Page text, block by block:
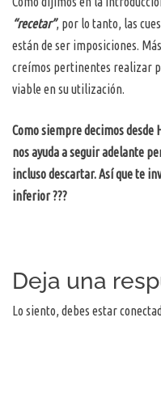
“recetar”, por lo tanto, las
están de ser imposiciones.
creímos pertinentes realizar
viable en su utilización.
Como siempre decimos
nos ayuda a seguir adelante
incluso descartar. Así que te
inferior ???
Deja una
Lo siento, debes estar